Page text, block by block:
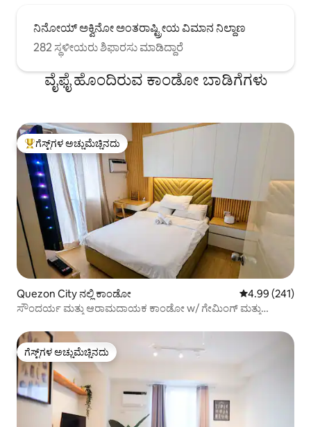
ನಿನೋಯ್ ಅಕ್ವಿನೋ ಅಂತರಾಷ್ಟ್ರೀಯ ವಿಮಾನ ನಿಲ್ದಾಣ
282 ಸ್ಥಳೀಯರು ಶಿಫಾರಸು ಮಾಡಿದ್ದಾರೆ
ವೈಫೈ ಹೊಂದಿರುವ ಕಾಂಡೋ ಬಾಡಿಗೆಗಳು
ಗೆಸ್ಟ್‌ಗಳಿಗೆ ಅತಿ ಹೆಚ್ಚು ಅಚ್ಚುಮೆಚ್ಚಿನದು
ಗೆಸ್ಟ್‌ಗಳ ಅಚ್ಚುಮೆಚ್ಚಿನದು
Quezon City ನಲ್ಲಿ ಕಾಂಡೋ 5 ರಲ್ಲಿ 4.99
4.99 (241)
ಸೌಂದರ್ಯ ಮತ್ತು ಆರಾಮದಾಯಕ ಕಾಂಡೋ w/ ಗೇಮಿಂಗ್ ಮತ್ತು
ಗೆಸ್ಟ್‌ಗಳ ಅಚ್ಚುಮೆಚ್ಚಿನದು
ಗೆಸ್ಟ್‌ಗಳ ಅಚ್ಚುಮೆಚ್ಚಿನದು